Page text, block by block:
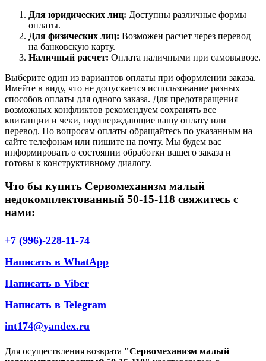
Для юридических лиц: Доступны различные формы
оплаты.
Для физических лиц: Возможен расчет через перевод
на банковскую карту.
Наличный расчет: Оплата наличными при самовывозе.
Выберите один из вариантов оплаты при оформлении заказа.
Имейте в виду, что не допускается использование разных
способов оплаты для одного заказа. Для предотвращения
возможных конфликтов рекомендуем сохранять все
квитанции и чеки, подтверждающие вашу оплату или
перевод. По вопросам оплаты обращайтесь по указанным на
сайте телефонам или пишите на почту. Мы будем вас
информировать о состоянии обработки вашего заказа и
готовы к конструктивному диалогу.
Что бы купить Сервомеханизм малый
недокомплектованный 50-15-118 свяжитесь с
нами:
+7 (996)-228-11-74
Написать в WhatApp
Написать в Viber
Написать в Telegram
int174@yandex.ru
Для осуществления возврата "Сервомеханизм малый